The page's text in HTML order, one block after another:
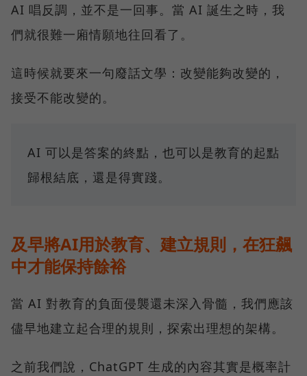
AI 唱反調，並不是一回事。當 AI 誕生之時，我
們就很難一廂情願地往回看了。
這時候就要來一句廢話文學：改變能夠改變的，
接受不能改變的。
AI 可以是答案的終點，也可以是教育的起點
歸根結底，還是得實踐。
及早將AI用於教育、建立規則，在狂飆
中才能保持餘裕
當 AI 對教育的負面侵襲還未深入骨髓，我們應該
儘早地建立起合理的規則，探索出理想的架構。
之前我們說，ChatGPT 生成的內容其實是概率計